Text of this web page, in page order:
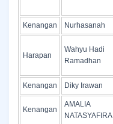
Kenangan Nurhasanah
Harapan
Wahyu Hadi
Ramadhan
Kenangan Diky Irawan
Kenangan
AMALIA
NATASYAFIRA